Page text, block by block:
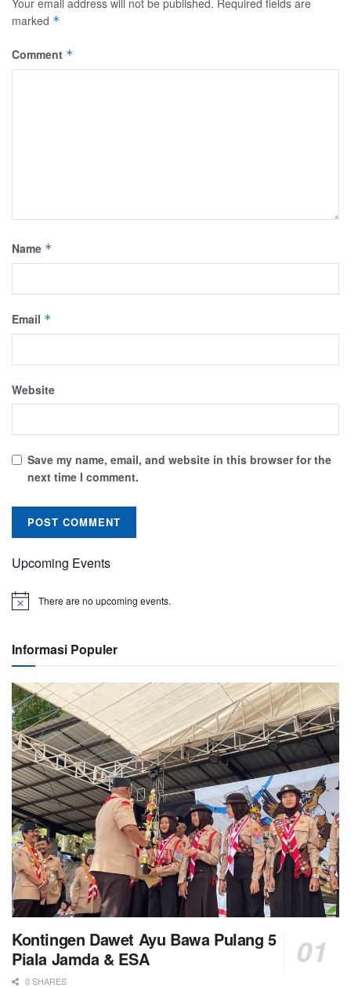
marked *
Comment *
Name *
Email *
Website
Save my name, email, and website in this browser for the
next time I comment.
Upcoming Events
There are no upcoming events.
Informasi Populer
Kontingen Dawet Ayu Bawa Pulang 5
Piala Jamda & ESA
0 SHARES